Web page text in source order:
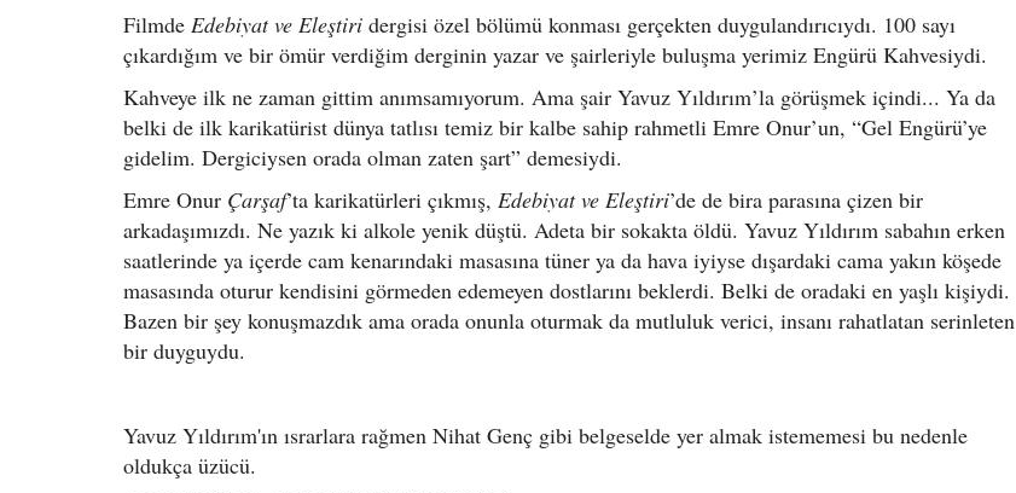
Filmde Edebiyat ve Eleştiri dergisi özel bölümü konması gerçekten duygulandırıcıydı. 100 sayı
çıkardığım ve bir ömür verdiğim derginin yazar ve şairleriyle buluşma yerimiz Engürü Kahvesiydi.
Kahveye ilk ne zaman gittim anımsamıyorum. Ama şair Yavuz Yıldırım’la görüşmek içindi... Ya da
belki de ilk karikatürist dünya tatlısı temiz bir kalbe sahip rahmetli Emre Onur’un, “Gel Engürü’ye
gidelim. Dergiciysen orada olman zaten şart” demesiydi.
Emre Onur Çarşaf’ta karikatürleri çıkmış, Edebiyat ve Eleştiri’de de bira parasına çizen bir
arkadaşımızdı. Ne yazık ki alkole yenik düştü. Adeta bir sokakta öldü. Yavuz Yıldırım sabahın erken
saatlerinde ya içerde cam kenarındaki masasına tüner ya da hava iyiyse dışardaki cama yakın köşede
masasında oturur kendisini görmeden edemeyen dostlarını beklerdi. Belki de oradaki en yaşlı kişiydi.
Bazen bir şey konuşmazdık ama orada onunla oturmak da mutluluk verici, insanı rahatlatan serinleten
bir duyguydu.
Yavuz Yıldırım'ın ısrarlara rağmen Nihat Genç gibi belgeselde yer almak istememesi bu nedenle
oldukça üzücü.